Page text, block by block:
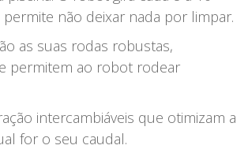
não deixar nada por limpar.
as suas rodas robustas,
permitem ao robot rodear
intercambiáveis que otimizam a
for o seu caudal.